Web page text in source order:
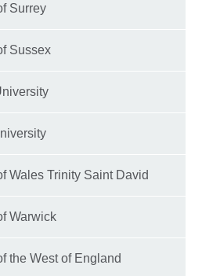
Surrey
Sussex
Wales Trinity Saint David
Warwick
the West of England